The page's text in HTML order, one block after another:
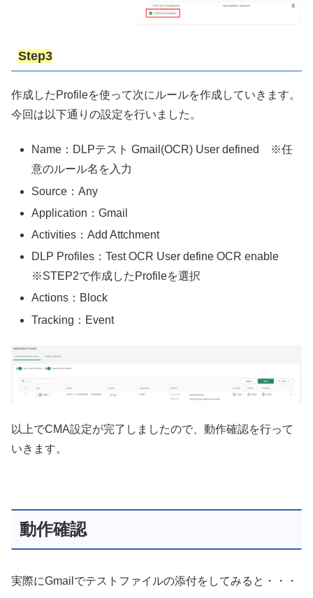
Step3
作成したProfileを使って次にルールを作成していきます。
今回は以下通りの設定を行いました。
Name：DLPテスト Gmail(OCR) User defined ※任
意のルール名を入力
Source：Any
Application：Gmail
Activities：Add Attchment
DLP Profiles：Test OCR User define OCR enable
※STEP2で作成したProfileを選択
Actions：Block
Tracking：Event
以上でCMA設定が完了しましたので、動作確認を行って
いきます。
動作確認
実際にGmailでテストファイルの添付をしてみると・・・